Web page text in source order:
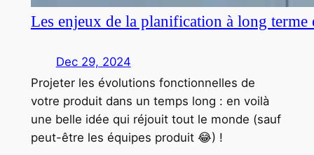
Les enjeux de la planification à long terme
Dec 29, 2024
Projeter les évolutions fonctionnelles de
votre produit dans un temps long : en voilà
une belle idée qui réjouit tout le monde (sauf
peut-être les équipes produit 😂) !